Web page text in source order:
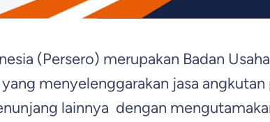
(Persero) merupakan Badan
menyelenggarakan jasa
lainnya dengan